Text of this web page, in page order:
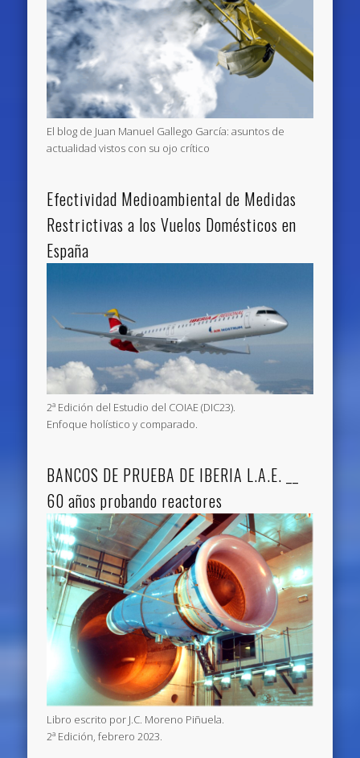
El blog de Juan Manuel Gallego García: asuntos de
actualidad vistos con su ojo crítico
Efectividad Medioambiental de Medidas
Restrictivas a los Vuelos Domésticos en
España
2ª Edición del Estudio del COIAE (DIC23).
Enfoque holístico y comparado.
BANCOS DE PRUEBA DE IBERIA L.A.E. __
60 años probando reactores
Libro escrito por J.C. Moreno Piñuela.
2ª Edición, febrero 2023.